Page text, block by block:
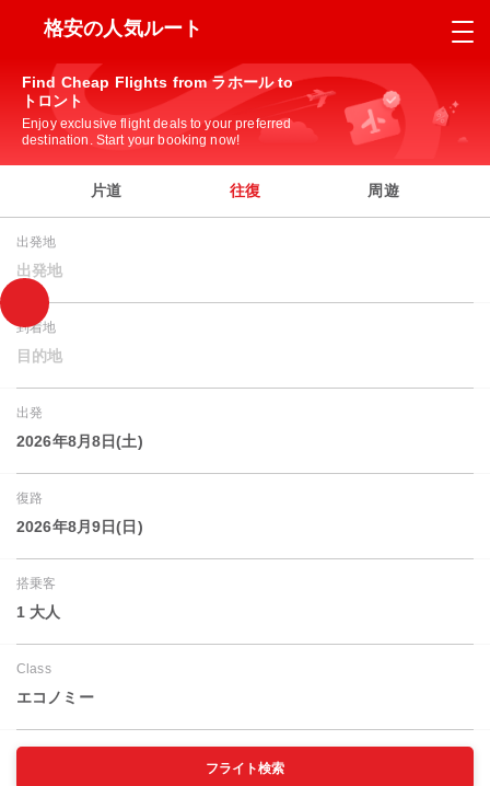
格安の人気ルート
Find Cheap Flights from ラホール to
トロント
Enjoy exclusive flight deals to your preferred
destination. Start your booking now!
片道 往復 周遊
出発地
出発地
到着地
目的地
出発
2026年8月8日(土)
復路
2026年8月9日(日)
搭乗客
1 大人
Class
エコノミー
フライト検索